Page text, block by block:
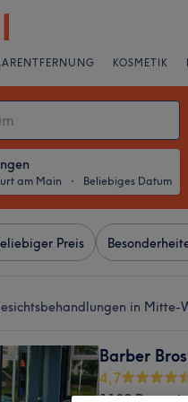
KOSMETIK
am Main ・ Beliebiges Datum
Preis
in Mitte-
Barber
4,7